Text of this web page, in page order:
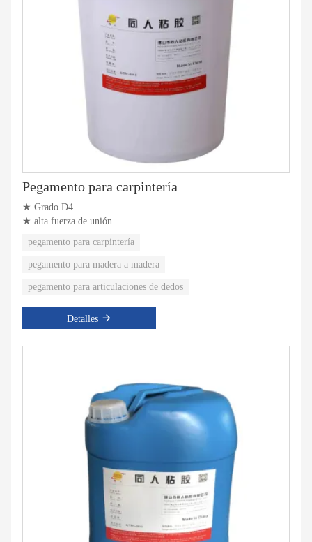
Pegamento para carpintería
★ Grado D4
★ alta fuerza de unión
pegamento para carpintería
pegamento para madera a madera
pegamento para articulaciones de dedos
Detalles